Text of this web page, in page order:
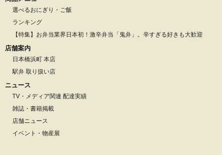
選べるおにぎり・ご飯
ランキング
【特集】お弁当業界日本初！激辛弁当「鬼弁」。辛すぎる好きも大歓迎
店舗案内
日本橋浜町 本店
駅弁 取り扱い店
ニュース
TV・メディア関連 配達実績
雑誌・書籍掲載
店舗ニュース
イベント・物産展